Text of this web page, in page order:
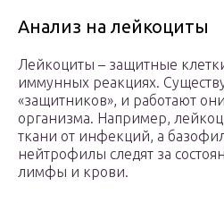
Анализ на лейкоциты
Лейкоциты – защитные
иммунных реакциях.
«защитников», и работают
организма. Например,
ткани от инфекций, а
нейтрофилы следят за
лимфы и крови.